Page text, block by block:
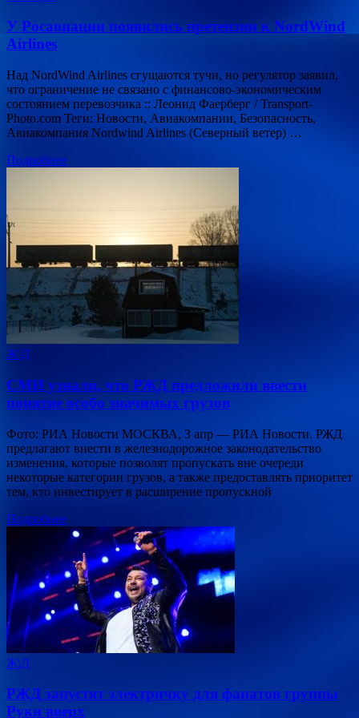
У Росавиации появились претензии к NordWind
Airlines
Над NordWind Airlines сгущаются тучи, но регулятор заявил,
что ограничение не связано с финансово-экономическим
состоянием перевозчика :: Леонид Фаерберг / Transport-
Photo.com Теги: Новости, Авиакомпании, Безопасность,
Авиакомпания Nordwind Airlines (Северный ветер) …
Подробнее
Ж\Д
СМИ узнали, что РЖД предложили ввести
понятие особо значимых грузов
Фото: РИА Новости МОСКВА, 3 апр — РИА Новости. РЖД
предлагают внести в железнодорожное законодательство
изменения, которые позволят пропускать вне очереди
некоторые категории грузов, а также предоставлять приоритет
тем, кто инвестирует в расширение пропускной
Подробнее
Ж\Д
РЖД запустят электричку для фанатов группы
Руки вверх